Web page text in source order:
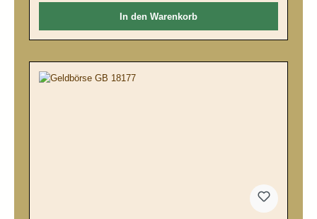
In den Warenkorb